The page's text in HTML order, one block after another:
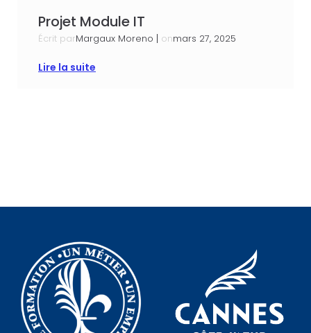
Projet Module IT
Écrit parMargaux Moreno | onmars 27, 2025
Lire la suite